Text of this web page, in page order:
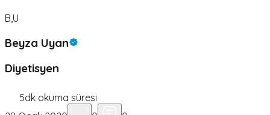
B,U
Beyza Uyan
Diyetisyen
5dk okuma süresi